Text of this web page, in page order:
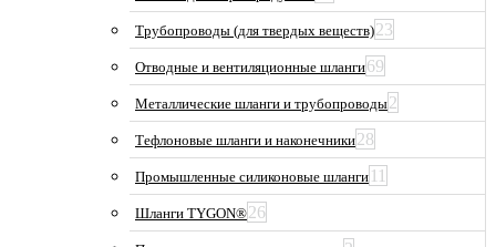
Трубопроводы (для твердых веществ)23
Отводные и вентиляционные шланги69
Металлические шланги и трубопроводы2
Тефлоновые шланги и наконечники28
Промышленные силиконовые шланги 11
Шланги TYGON®26